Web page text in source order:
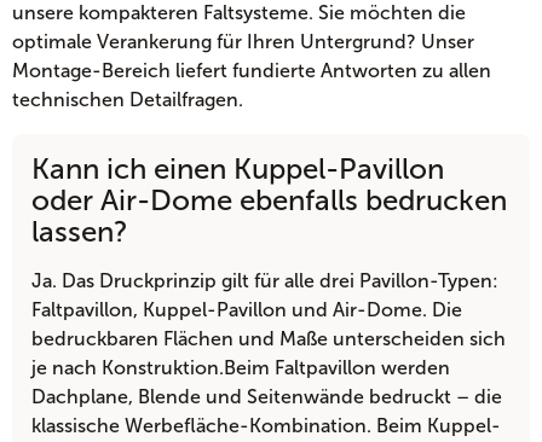
unsere kompakteren Faltsysteme. Sie möchten die
optimale Verankerung für Ihren Untergrund? Unser
Montage-Bereich liefert fundierte Antworten zu allen
technischen Detailfragen.
Kann ich einen Kuppel-Pavillon
oder Air-Dome ebenfalls bedrucken
lassen?
Ja. Das Druckprinzip gilt für alle drei Pavillon-Typen:
Faltpavillon, Kuppel-Pavillon und Air-Dome. Die
bedruckbaren Flächen und Maße unterscheiden sich
je nach Konstruktion.Beim Faltpavillon werden
Dachplane, Blende und Seitenwände bedruckt – die
klassische Werbefläche-Kombination. Beim Kuppel-